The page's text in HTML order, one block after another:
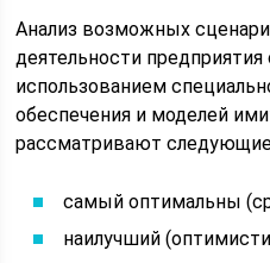
Анализ возможных
деятельности
использованием
обеспечения и моделей
рассматривают
самый оптимальны
наилучший